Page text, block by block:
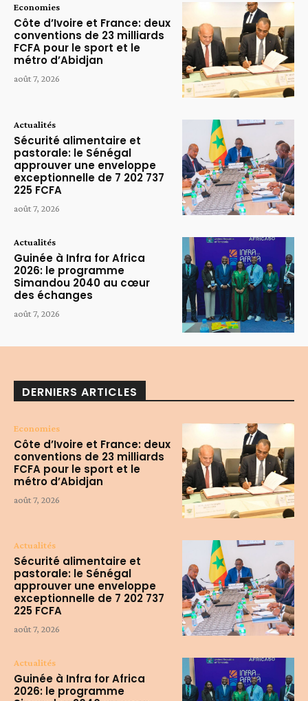
Economies
Côte d’Ivoire et France: deux
conventions de 23 milliards
FCFA pour le sport et le
métro d’Abidjan
août 7, 2026
Actualités
Sécurité alimentaire et
pastorale: le Sénégal
approuver une enveloppe
exceptionnelle de 7 202 737
225 FCFA
août 7, 2026
Actualités
Guinée à Infra for Africa
2026: le programme
Simandou 2040 au cœur
des échanges
août 7, 2026
DERNIERS ARTICLES
Economies
Côte d’Ivoire et France: deux
conventions de 23 milliards
FCFA pour le sport et le
métro d’Abidjan
août 7, 2026
Actualités
Sécurité alimentaire et
pastorale: le Sénégal
approuver une enveloppe
exceptionnelle de 7 202 737
225 FCFA
août 7, 2026
Actualités
Guinée à Infra for Africa
2026: le programme